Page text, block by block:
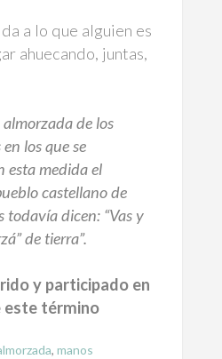
a lo que alguien es
ahuecando, juntas,
de los
los que se
esta medida el
castellano de
todavía dicen: “Vas y
de tierra”.
y participado en
este término
, manos